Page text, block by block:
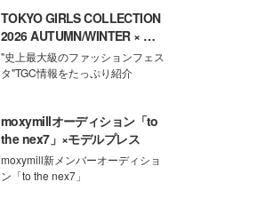
TOKYO GIRLS COLLECTION
2026 AUTUMN/WINTER × モ
デルプレス
"史上最大級のファッションフェス
タ"TGC情報をたっぷり紹介
moxymillオーディション「to
the nex7」×モデルプレス
moxymill新メンバーオーディショ
ン「to the nex7」